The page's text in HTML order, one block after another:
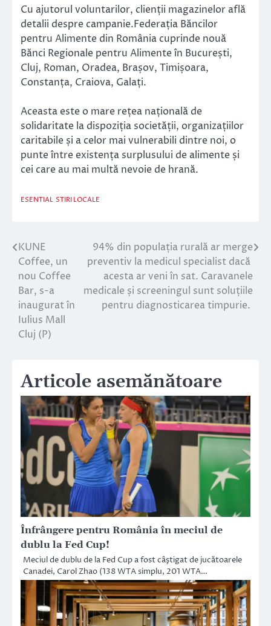
Cu ajutorul voluntarilor, clienții magazinelor află
detalii despre campanie.Federația Băncilor
pentru Alimente din România cuprinde nouă
Bănci Regionale pentru Alimente în București,
Cluj, Roman, Oradea, Brașov, Timișoara,
Constanța, Craiova, Galați.
Aceasta este o mare rețea națională de
solidaritate la dispoziția societății, organizațiilor
caritabile și a celor mai vulnerabili dintre noi, o
punte între existența surplusului de alimente și
cei care au mai multă nevoie de hrană.
ESENTIAL STIRI LOCALE
Navigare
în
articole
KUNE
Coffee, un
nou Coffee
Bar, s-a
inaugurat în
Iulius Mall
Cluj (P)
94% din populația rurală ar merge
preventiv la medicul specialist dacă
acesta ar veni în sat. Caravanele
medicale și screeningul sunt soluțiile
pentru diagnosticarea timpurie.
Articole asemănătoare
Înfrângere pentru România în meciul de
dublu la Fed Cup!
Meciul de dublu de la Fed Cup a fost câştigat de jucătoarele
Canadei, Carol Zhao (138 WTA simplu, 201 WTA…